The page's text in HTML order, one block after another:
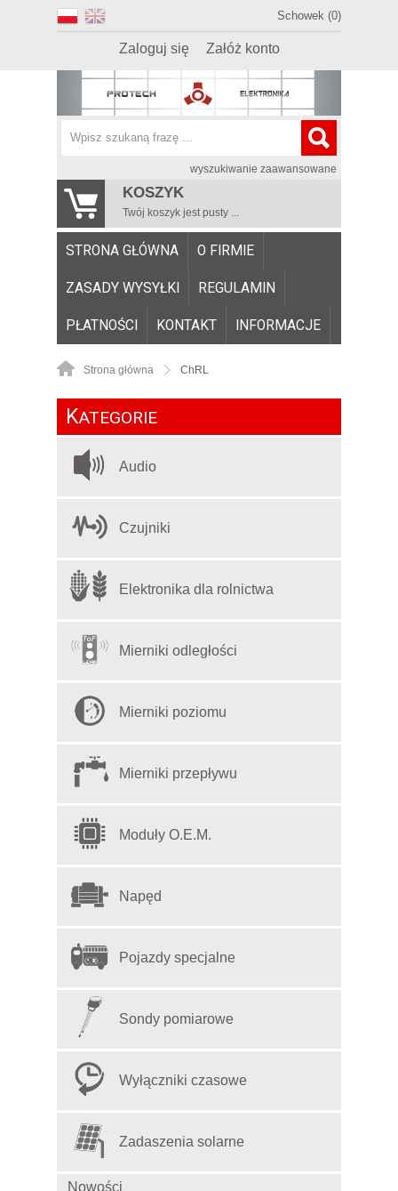
Schowek (0)
Zaloguj się Załóż konto
wyszukiwanie zaawansowane
KOSZYK
Twój koszyk jest pusty ...
STRONA GŁÓWNA O FIRMIE
ZASADY WYSYŁKI REGULAMIN
PŁATNOŚCI KONTAKT INFORMACJE
Strona główna ChRL
KATEGORIE
Audio
Czujniki
Elektronika dla rolnictwa
Mierniki odległości
Mierniki poziomu
Mierniki przepływu
Moduły O.E.M.
Napęd
Pojazdy specjalne
Sondy pomiarowe
Wyłączniki czasowe
Zadaszenia solarne
Nowości